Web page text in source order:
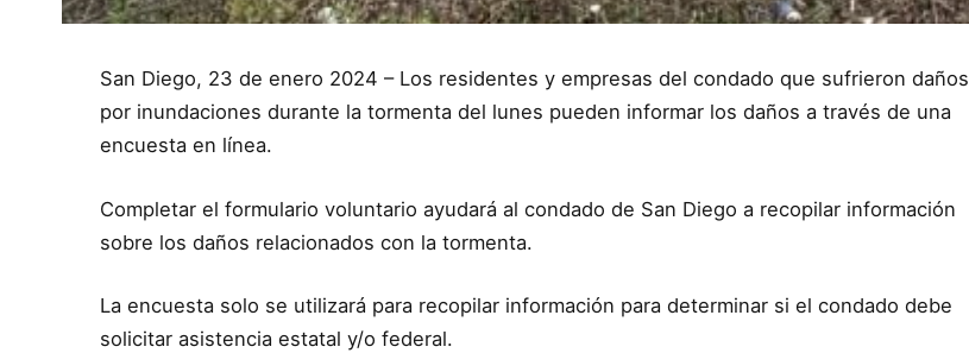
San Diego, 23 de enero 2024 – Los residentes y empresas del condado que sufrieron daños
por inundaciones durante la tormenta del lunes pueden informar los daños a través de una
encuesta en línea.
Completar el formulario voluntario ayudará al condado de San Diego a recopilar información
sobre los daños relacionados con la tormenta.
La encuesta solo se utilizará para recopilar información para determinar si el condado debe
solicitar asistencia estatal y/o federal.